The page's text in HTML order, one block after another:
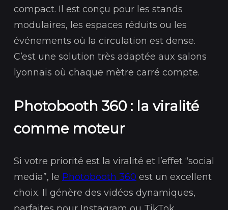
compact. Il est conçu pour les stands
modulaires, les espaces réduits ou les
événements où la circulation est dense.
C’est une solution très adaptée aux salons
lyonnais où chaque mètre carré compte.
Photobooth 360 : la viralité
comme moteur
Si votre priorité est la viralité et l’effet “social
media”, le Photobooth 360 est un excellent
choix. Il génère des vidéos dynamiques,